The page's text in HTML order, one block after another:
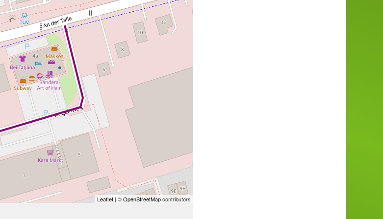
Leaflet| ©OpenStreetMapcontributors